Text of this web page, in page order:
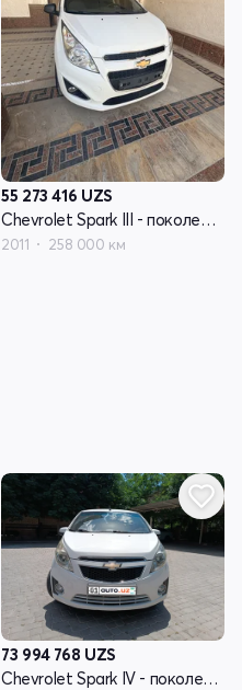
55 273 416 UZS
Chevrolet Spark III - поколение
2011 258 000 км
73 994 768 UZS
Chevrolet Spark IV - поколение